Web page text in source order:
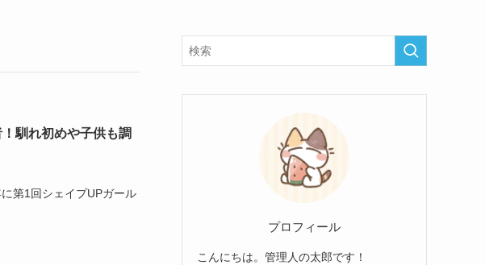
馴れ初めや子供も調
第1回シェイプUPガール
プロフィール
こんにちは。管理人の太郎です！